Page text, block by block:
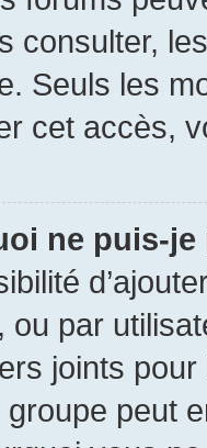
consulter,
Seuls les
cet accès,
ne puis-
ou par
joints
groupe peut